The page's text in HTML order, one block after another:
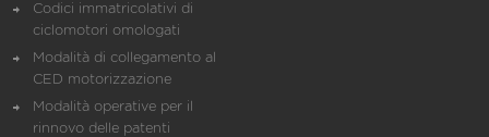
Codici immatricolativi di
ciclomotori omologati
Modalità di collegamento al
CED motorizzazione
Modalità operative per il
rinnovo delle patenti